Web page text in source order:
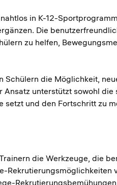
in K-12-
Die
zu helfen,
die Möglichkeit,
unterstützt sowohl
und den Fortschritt zu
die Werkzeuge, die